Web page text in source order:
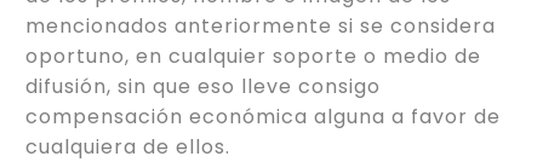
mencionados anteriormente si se considera
oportuno, en cualquier soporte o medio de
difusión, sin que eso lleve consigo
compensación económica alguna a favor de
cualquiera de ellos.